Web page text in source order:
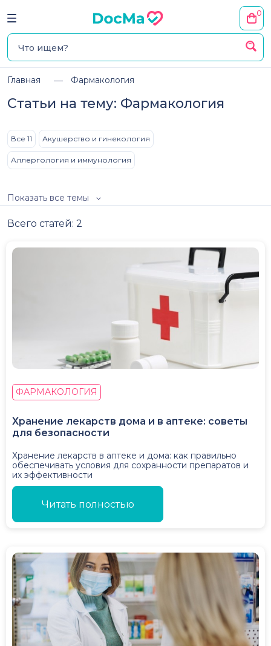
0
Главная Фармакология
Статьи на тему: Фармакология
Все 11 Акушерство и гинекология
Аллергология и иммунология
Показать все темы
Всего статей: 2
ФАРМАКОЛОГИЯ
Хранение лекарств дома и в аптеке: советы
для безопасности
Хранение лекарств в аптеке и дома: как правильно
обеспечивать условия для сохранности препаратов и
их эффективности
Читать полностью